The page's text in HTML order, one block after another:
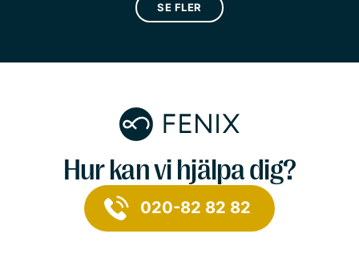
SE FLER
Hur kan vi hjälpa dig?
020-82 82 82